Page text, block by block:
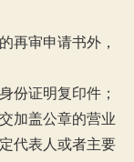
再审申请书外，
份证明复印件；
加盖公章的营业
代表人或者主要